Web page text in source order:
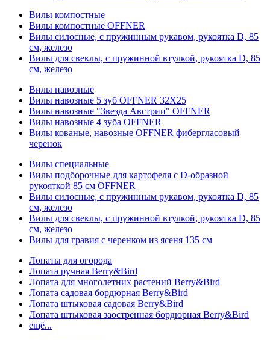
Вилы компостные
Вилы компостные OFFNER
Вилы силосные, с пружинным рукавом, рукоятка D, 85
см, железо
Вилы для свеклы, с пружинной втулкой, рукоятка D, 85
см, железо
Вилы навозные
Вилы навозные 5 зуб OFFNER 32X25
Вилы навозные "Звезда Австрии" OFFNER
Вилы навозные 4 зуба OFFNER
Вилы кованые, навозные OFFNER фибергласовый
черенок
Вилы специальные
Вилы подборочные для картофеля с D-образной
рукояткой 85 см OFFNER
Вилы силосные, с пружинным рукавом, рукоятка D, 85
см, железо
Вилы для свеклы, с пружинной втулкой, рукоятка D, 85
см, железо
Вилы для гравия с черенком из ясеня 135 см
Лопаты для огорода
Лопата ручная Berry&Bird
Лопата для многолетних растений Berry&Bird
Лопата садовая бордюрная Berry&Bird
Лопата штыковая садовая Berry&Bird
Лопата штыковая заостренная бордюрная Berry&Bird
ещё...